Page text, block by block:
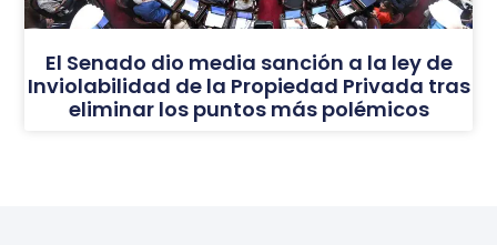
El Senado dio media sanción a la ley de
Inviolabilidad de la Propiedad Privada tras
eliminar los puntos más polémicos